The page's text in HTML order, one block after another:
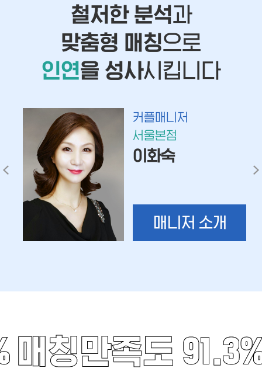
철저한 분석과
맞춤형 매칭으로
인연을 성사시킵니다
커플매니저
서울본점
이화숙
매니저 소개
매칭만족도